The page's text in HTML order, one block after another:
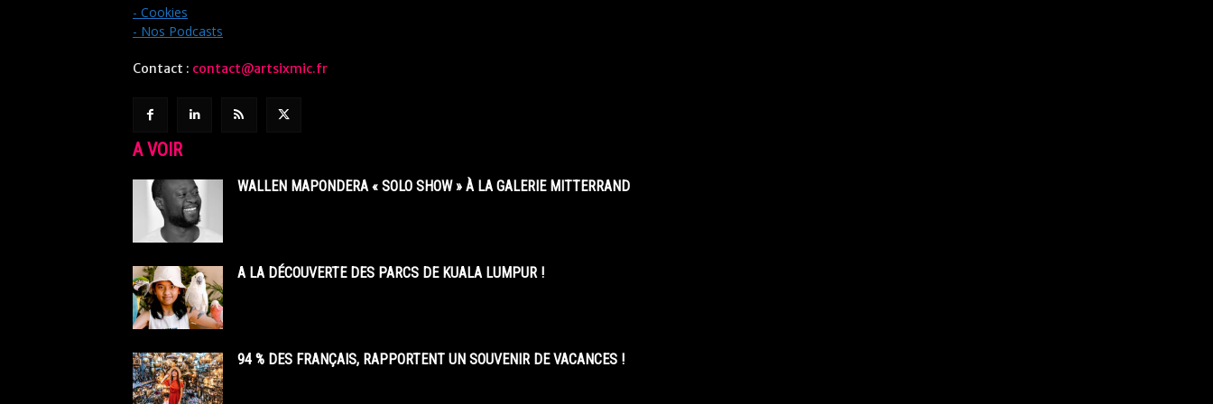
- Cookies
- Nos Podcasts
Contact : contact@artsixmic.fr
A VOIR
WALLEN MAPONDERA « SOLO SHOW » À LA GALERIE MITTERRAND
A LA DÉCOUVERTE DES PARCS DE KUALA LUMPUR !
94 % DES FRANÇAIS, RAPPORTENT UN SOUVENIR DE VACANCES !